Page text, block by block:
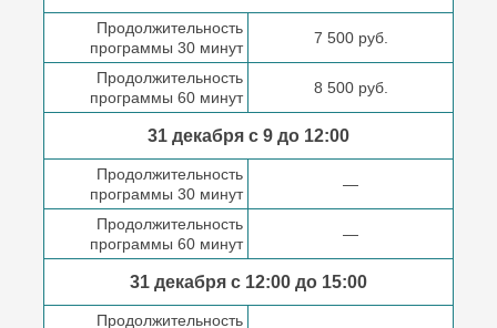
Продолжительность
программы 30 минут
7 500 руб.
Продолжительность
программы 60 минут
8 500 руб.
31 декабря с 9 до 12:00
Продолжительность
программы 30 минут
—
Продолжительность
программы 60 минут
—
31 декабря с 12:00 до 15:00
Продолжительность